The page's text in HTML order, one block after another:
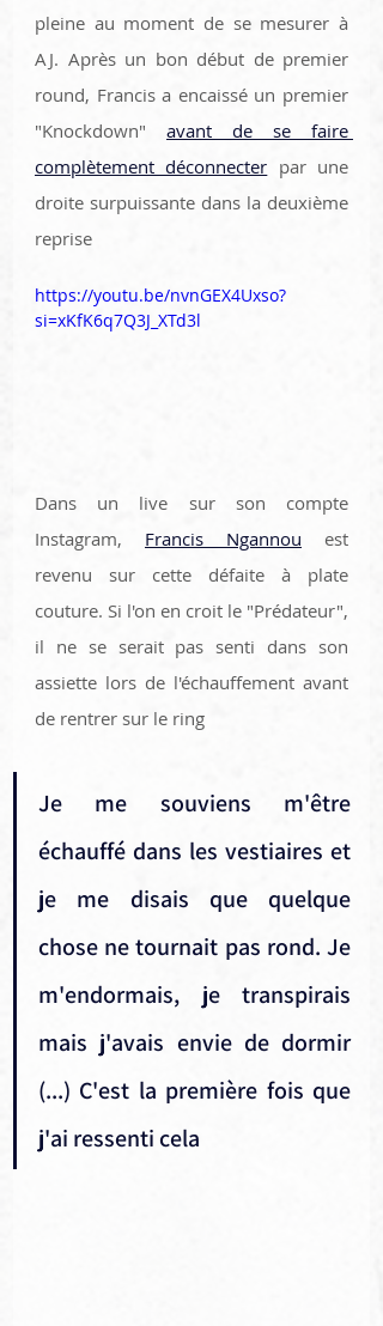
pleine au moment de se mesurer à
AJ. Après un bon début de premier
round, Francis a encaissé un premier
"Knockdown" avant de se faire
complètement déconnecter par une
droite surpuissante dans la deuxième
reprise
https://youtu.be/nvnGEX4Uxso?
si=xKfK6q7Q3J_XTd3l
Dans un live sur son compte
Instagram, Francis Ngannou est
revenu sur cette défaite à plate
couture. Si l'on en croit le "Prédateur",
il ne se serait pas senti dans son
assiette lors de l'échauffement avant
de rentrer sur le ring
Je me souviens m'être
échauffé dans les vestiaires et
je me disais que quelque
chose ne tournait pas rond. Je
m'endormais, je transpirais
mais j'avais envie de dormir
(...) C'est la première fois que
j'ai ressenti cela